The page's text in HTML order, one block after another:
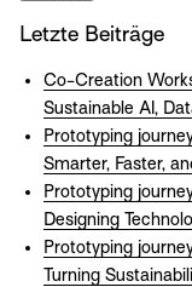
Letzte Beiträge
Co-Creation
Sustainable AI,
Prototyping
Smarter, Faster,
Prototyping
Designing
Prototyping
Turning